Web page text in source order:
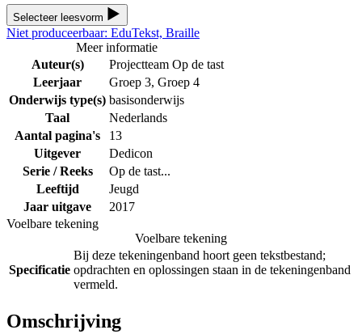
Selecteer leesvorm
Niet produceerbaar: EduTekst, Braille
Meer informatie
Auteur(s)
Projectteam Op de tast
Leerjaar
Groep 3, Groep 4
Onderwijs type(s) basisonderwijs
Taal
Nederlands
Aantal pagina's
13
Uitgever
Dedicon
Serie / Reeks
Op de tast...
Leeftijd
Jeugd
Jaar uitgave
2017
Voelbare tekening
Voelbare tekening
Specificatie
Bij deze tekeningenband hoort geen tekstbestand;
opdrachten en oplossingen staan in de tekeningenband
vermeld.
Omschrijving